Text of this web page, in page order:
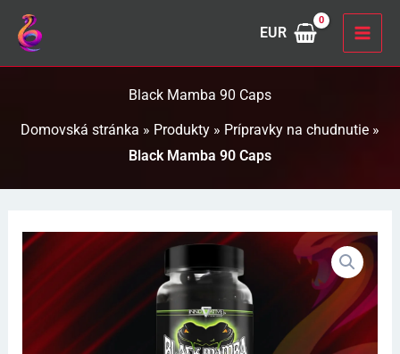
Preskočiť
obsah
EUR
Black Mamba 90 Caps
Domovská stránka » Produkty » Prípravky na chudnutie »
Black Mamba 90 Caps
Pôvodná
cena
bola:
Aktuálna
cena
je: